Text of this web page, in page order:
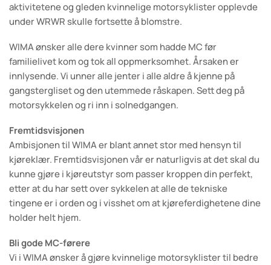
aktivitetene og gleden kvinnelige motorsyklister opplevde
under WRWR skulle fortsette å blomstre.
WIMA ønsker alle dere kvinner som hadde MC før
familielivet kom og tok all oppmerksomhet. Årsaken er
innlysende. Vi unner alle jenter i alle aldre å kjenne på
gangstergliset og den utemmede råskapen. Sett deg på
motorsykkelen og ri inn i solnedgangen.
Fremtidsvisjonen
Ambisjonen til WIMA er blant annet stor med hensyn til
kjøreklær. Fremtidsvisjonen vår er naturligvis at det skal du
kunne gjøre i kjøreutstyr som passer kroppen din perfekt,
etter at du har sett over sykkelen at alle de tekniske
tingene er i orden og i visshet om at kjøreferdighetene dine
holder helt hjem.
Bli gode MC-førere
Vi i WIMA ønsker å gjøre kvinnelige motorsyklister til bedre